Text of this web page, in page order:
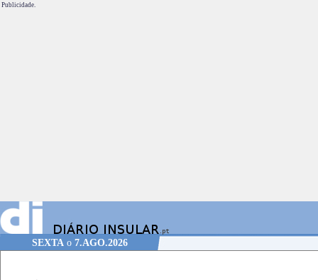
Publicidade.
SEXTA o 7.AGO.2026